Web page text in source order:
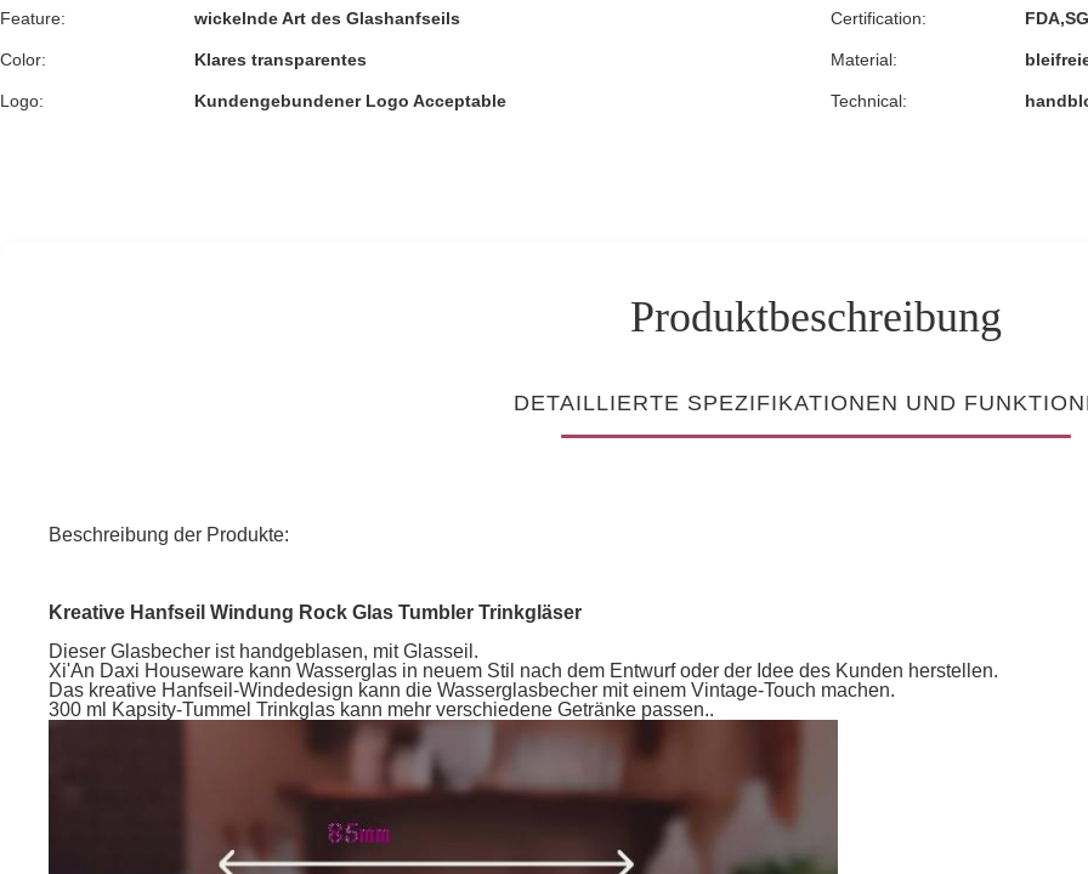
Feature: wickelnde Art des Glashanfseils Certification:
Color: Klares transparentes Material:
Logo: Kundengebundener Logo Acceptable Technical:
Produktbeschreibung
DETAILLIERTE SPEZIFIKATIONEN UND
Beschreibung der Produkte:
Kreative Hanfseil Windung Rock Glas Tumbler Trinkgläser
Dieser Glasbecher ist handgeblasen, mit Glasseil.
Xi'An Daxi Houseware kann Wasserglas in neuem Stil nach dem Entwurf oder der Idee des Kunden herstellen.
Das kreative Hanfseil-Windedesign kann die Wasserglasbecher mit einem Vintage-Touch machen.
300 ml Kapsity-Tummel Trinkglas kann mehr verschiedene Getränke passen..